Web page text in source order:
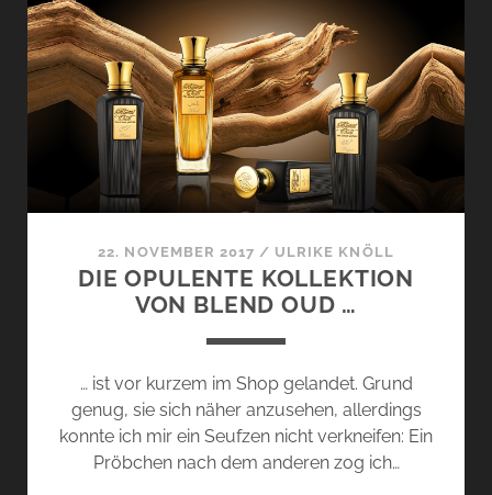
–
ITALIENISCHE
OPULENZ
…
22. NOVEMBER 2017 / ULRIKE KNÖLL
DIE OPULENTE KOLLEKTION
VON BLEND OUD …
… ist vor kurzem im Shop gelandet. Grund
genug, sie sich näher anzusehen, allerdings
konnte ich mir ein Seufzen nicht verkneifen: Ein
Pröbchen nach dem anderen zog ich…